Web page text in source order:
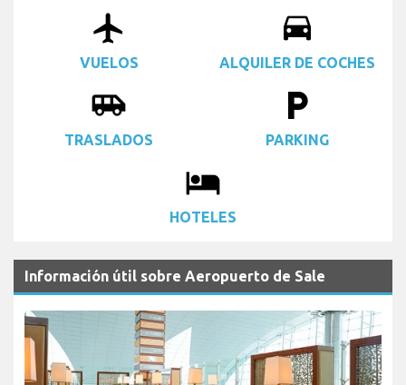
airplanemode_active
VUELOS
drive_eta
ALQUILER DE COCHES
airport_shuttle
TRASLADOS
local_parking
PARKING
local_hotel
HOTELES
Información útil sobre Aeropuerto de Sale